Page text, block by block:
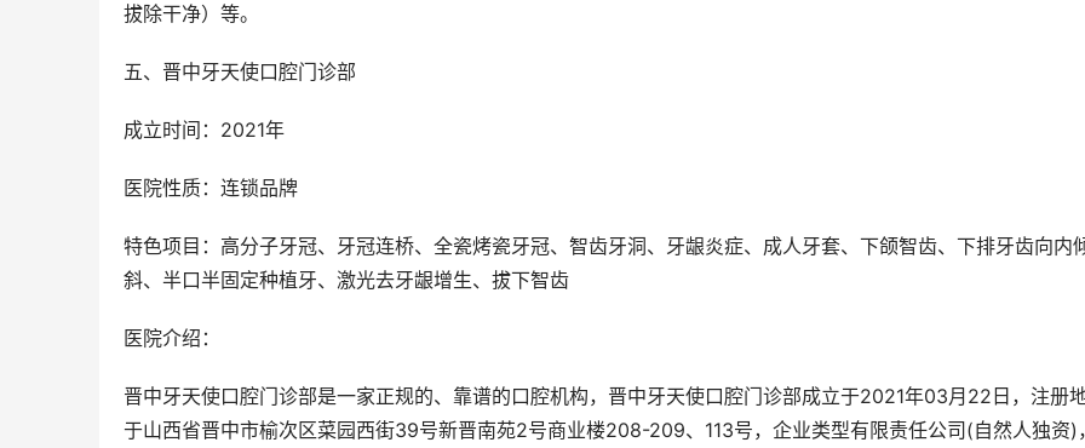
拔除干净）等。
五、晋中牙天使口腔门诊部
成立时间：2021年
医院性质：连锁品牌
特色项目：高分子牙冠、牙冠连桥、全瓷烤瓷牙冠、智齿牙洞、牙龈炎症、成人牙套、下颌智齿、下排牙齿向内
斜、半口半固定种植牙、激光去牙龈增生、拔下智齿
医院介绍：
晋中牙天使口腔门诊部是一家正规的、靠谱的口腔机构，晋中牙天使口腔门诊部成立于2021年03月22日，注册
于山西省晋中市榆次区菜园西街39号新晋南苑2号商业楼208-209、113号，企业类型有限责任公司(自然人独资)